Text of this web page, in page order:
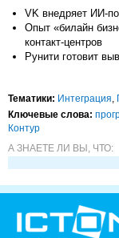
VK внедряет ИИ-
Опыт «билайн
контакт-центров
Рунити готовит
Тематики: Интеграция,
Ключевые слова:
Контур
А ЗНАЕТЕ ЛИ ВЫ, ЧТО: